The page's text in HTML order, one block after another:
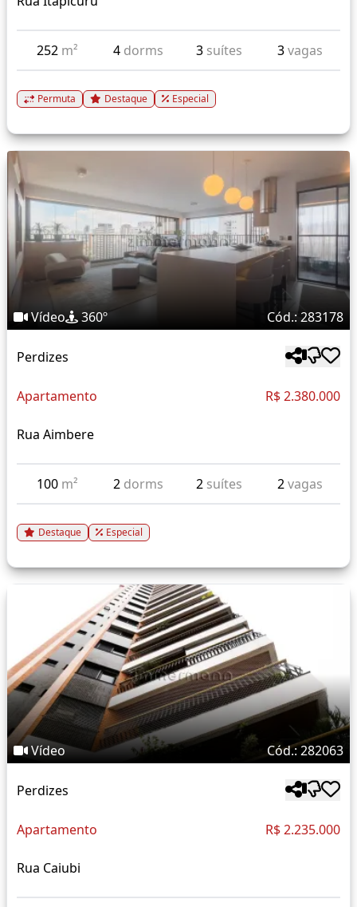
252 m² 4 dorms 3 suítes 3vagas
Permuta Destaque Especial
Vídeo 360º Cód.: 283178
Perdizes
Apartamento R$ 2.380.000
Rua Aimbere
100 m² 2 dorms 2 suítes 2vagas
Destaque Especial
Vídeo Cód.: 282063
Perdizes
Apartamento R$ 2.235.000
Rua Caiubi